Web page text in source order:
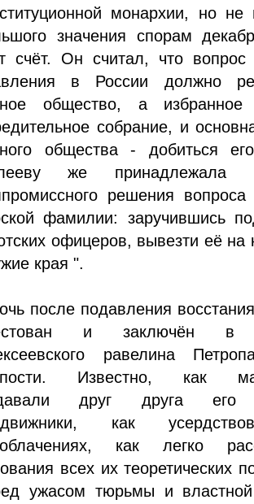
монархии, но не
значения спорам
счёт. Он считал, что
в России должно
общество, а избранное
собрание, и
общества - добиться
же
решения
фамилии: заручившись
офицеров, вывезти её на
края ".
после подавления
и заключён в
равелина
Известно, как
друг друга его
как
как легко
всех их теоретических
ужасом тюрьмы и